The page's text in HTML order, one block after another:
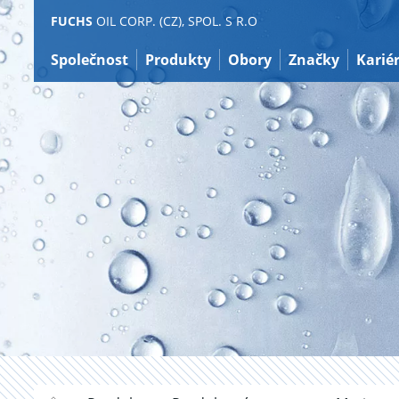
Přeskočit
na
obsah
FUCHS OIL CORP. (CZ), SPOL. S R.O
Společnost Produkty Obory Značky